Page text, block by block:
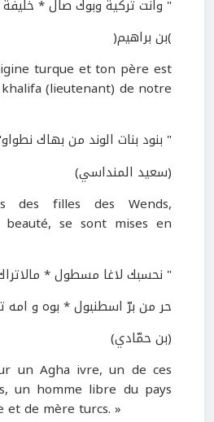
" وانت تركية وبوك صال * خليفة
)بن براهيم(
turque et ton père est
(lieutenant) de notre
" بنود بنات الوند من بهاك
(سعيد المنداسي)
des filles des Wends,
se sont mises en
" نحسبك لاغا مسطول *
حر من برّ اسطنبول * بوه و امه
(بن حمّادي)
un Agha ivre, un de ces
un homme libre du pays
et de mère turcs. »